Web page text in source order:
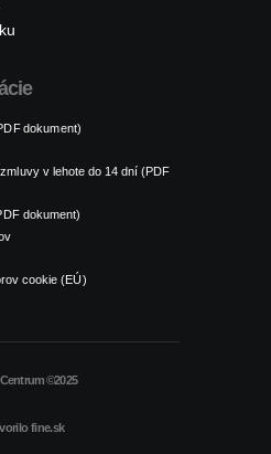
dokument)
v lehote do 14 dní (PDF
dokument)
cookie (EÚ)
Centrum ©2025
fine.sk